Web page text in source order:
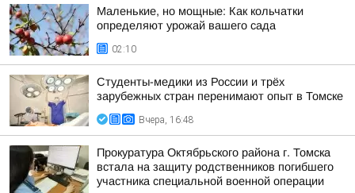
Маленькие, но мощные: Как кольчатки
определяют урожай вашего сада
02:10
Студенты-медики из России и трёх
зарубежных стран перенимают опыт в Томске
Вчера, 16:48
Прокуратура Октябрьского района г. Томска
встала на защиту родственников погибшего
участника специальной военной операции